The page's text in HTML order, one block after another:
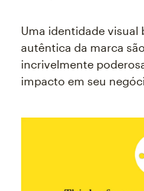
Uma identidade visual
autêntica da marca
incrivelmente
impacto em seu